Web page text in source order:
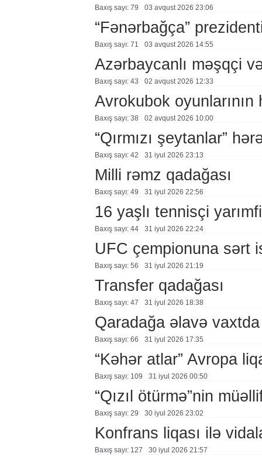
Baxış sayı: 79 03 avqust 2026 23:06
“Fənərbağça”
Baxış sayı: 71 03 avqust 2026 14:55
Azərbaycanlı məşqçi
Baxış sayı: 43 02 avqust 2026 12:33
Avrokubok
Baxış sayı: 38 02 avqust 2026 10:00
“Qırmızı şeytanlar”
Baxış sayı: 42 31 i̇yul 2026 23:13
Milli rəmz qadağası
Baxış sayı: 49 31 i̇yul 2026 22:56
16 yaşlı tennisçi
Baxış sayı: 44 31 i̇yul 2026 22:24
UFC çempionuna sərt
Baxış sayı: 56 31 i̇yul 2026 21:19
Transfer qadağası
Baxış sayı: 47 31 i̇yul 2026 18:38
Qaradağa əlavə
Baxış sayı: 66 31 i̇yul 2026 17:35
“Kəhər atlar” Avropa
Baxış sayı: 109 31 i̇yul 2026 00:50
“Qızıl ötürmə”nin
Baxış sayı: 29 30 i̇yul 2026 23:02
Konfrans liqası ilə
Baxış sayı: 127 30 i̇yul 2026 21:57